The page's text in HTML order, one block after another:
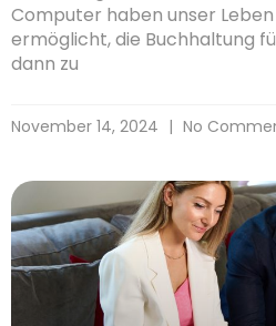
Computer haben unser
ermöglicht, die Buchhaltung
dann zu
November 14, 2024 No